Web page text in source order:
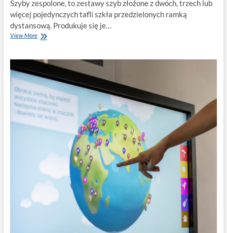
Szyby zespolone, to zestawy szyb złożone z dwóch, trzech lub
więcej pojedynczych tafli szkła przedzielonych ramką
dystansową. Produkuje się je…
View MoreSzyby
co
i
jak?